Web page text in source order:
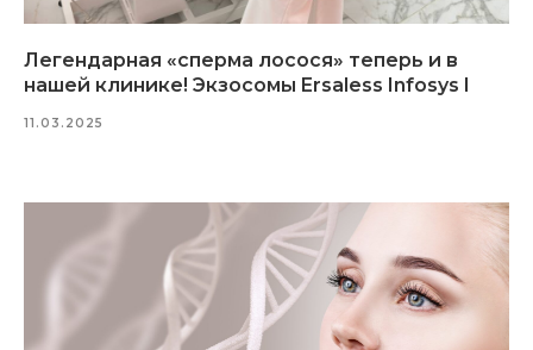
Легендарная «сперма лосося» теперь и в
нашей клинике! Экзосомы Ersaless Infosys I
11.03.2025